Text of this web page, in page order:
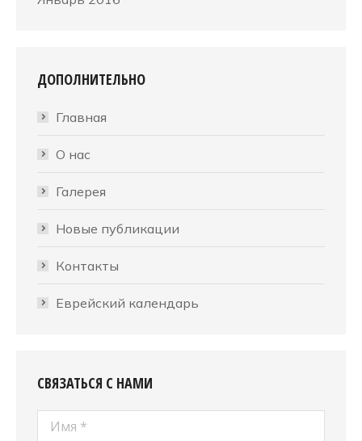
ДОПОЛНИТЕЛЬНО
Главная
О нас
Галерея
Новые публикации
Контакты
Еврейский календарь
СВЯЗАТЬСЯ С НАМИ
Имя *